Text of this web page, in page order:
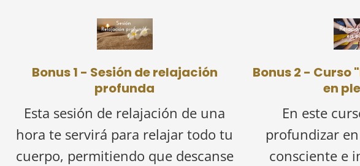
Bonus 1 - Sesión de relajación
profunda
Esta sesión de relajación de una
hora te servirá para relajar todo tu
cuerpo, permitiendo que descanse
Bonus 2 - Curso
en
En este
profundizar
consciente e